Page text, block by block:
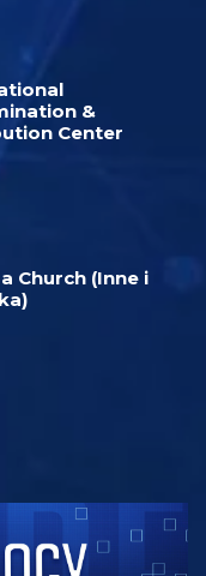
&
Center
Church (Inne i